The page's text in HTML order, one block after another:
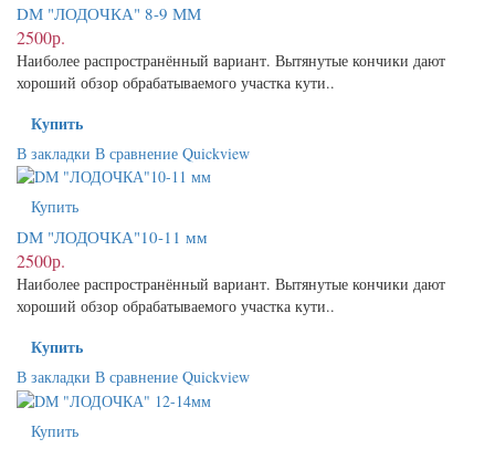
DМ "ЛОДОЧКА" 8-9 ММ
2500р.
Наиболее распространённый вариант. Вытянутые кончики дают
хороший обзор обрабатываемого участка кути..
Купить
В закладки В сравнение Quickview
Купить
DМ "ЛОДОЧКА"10-11 мм
2500р.
Наиболее распространённый вариант. Вытянутые кончики дают
хороший обзор обрабатываемого участка кути..
Купить
В закладки В сравнение Quickview
Купить